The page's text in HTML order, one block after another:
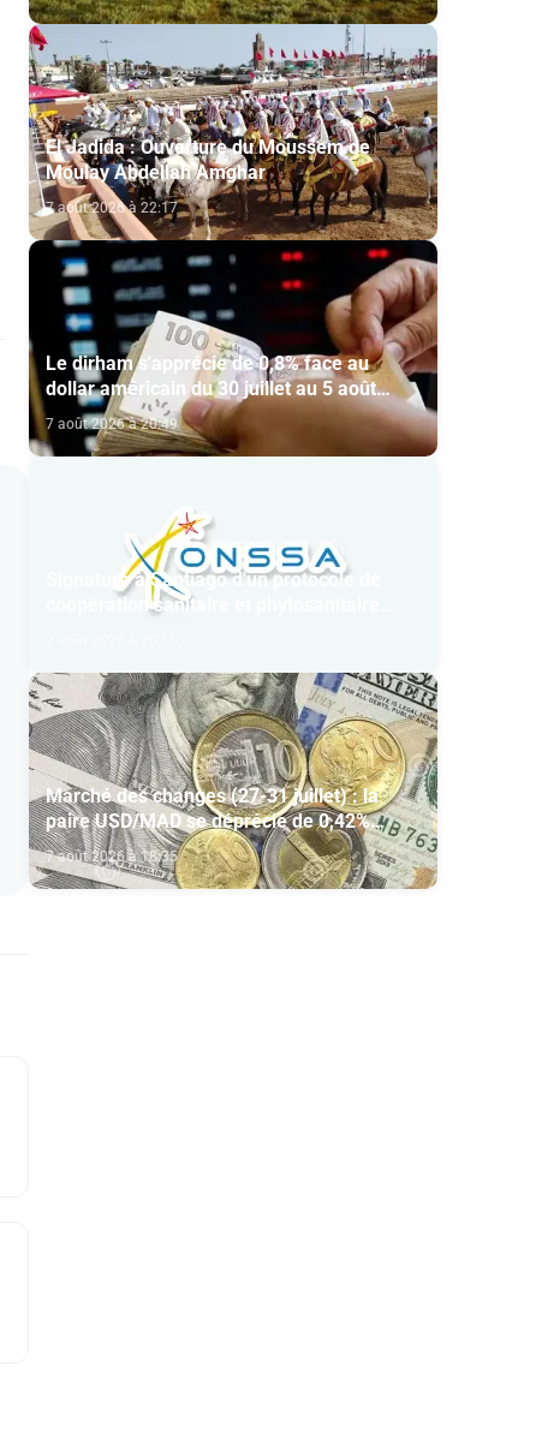
El Jadida : Ouverture du Moussem de
Moulay Abdellah Amghar
7 août 2026 à 22:17
Le dirham s'apprécie de 0,8% face au
dollar américain du 30 juillet au 5 août
(BAM)
7 août 2026 à 20:49
Signature à Santiago d'un protocole de
coopération sanitaire et phytosanitaire
Marché des changes (27-31 juillet) : la
paire USD/MAD se déprécie de 0,42%
(AGR)
7 août 2026 à 18:35